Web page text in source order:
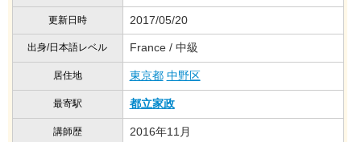
更新日時 2017/05/20
出身/日本語レベル France / 中級
居住地 東京都 中野区
最寄駅 都立家政
講師歴 2016年11月